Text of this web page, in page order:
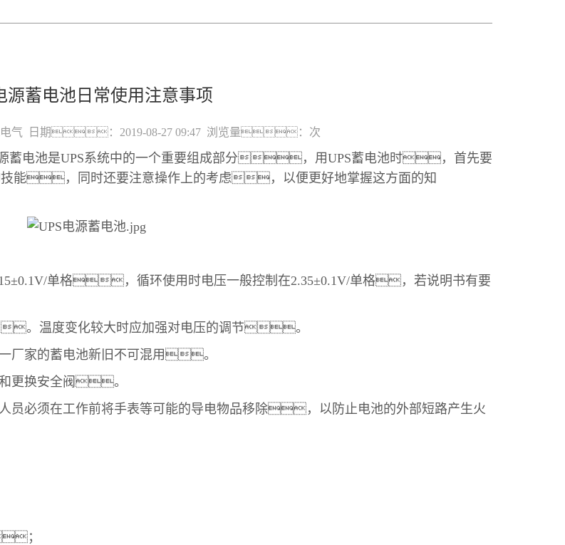
源蓄电池日常使用注意事项
气 日期： 2019-08-27 09:47 浏览量： 次
电池是UPS系统中的一个重要组成部分，用UPS蓄电池时，首先要
能，同时还要注意操作上的考虑，以便更好地掌握这方面的知
单格，循环使用时电压一般控制在2.35±0.1V/单格，若说明书有要
温度变化较大时应加强对电压的调节。
家的蓄电池新旧不可混用。
更换安全阀。
须在工作前将手表等可能的导电物品移除，以防止电池的外部短路产生火
；